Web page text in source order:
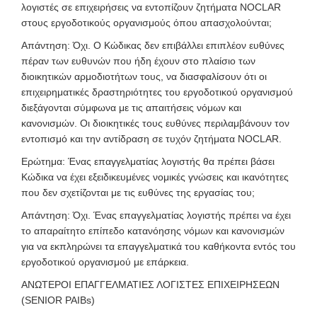
λογιστές σε επιχειρήσεις να εντοπίζουν ζητήματα NOCLAR
στους εργοδοτικούς οργανισμούς όπου απασχολούνται;
Απάντηση: Όχι. Ο Κώδικας δεν επιβάλλει επιπλέον ευθύνες
πέραν των ευθυνών που ήδη έχουν στο πλαίσιο των
διοικητικών αρμοδιοτήτων τους, να διασφαλίσουν ότι οι
επιχειρηματικές δραστηριότητες του εργοδοτικού οργανισμού
διεξάγονται σύμφωνα με τις απαιτήσεις νόμων και
κανονισμών. Οι διοικητικές τους ευθύνες περιλαμβάνουν τον
εντοπισμό και την αντίδραση σε τυχόν ζητήματα NOCLAR.
Ερώτημα: Ένας επαγγελματίας λογιστής θα πρέπει βάσει
Κώδικα να έχει εξειδικευμένες νομικές γνώσεις και ικανότητες
που δεν σχετίζονται με τις ευθύνες της εργασίας του;
Απάντηση: Όχι. Ένας επαγγελματίας λογιστής πρέπει να έχει
το απαραίτητο επίπεδο κατανόησης νόμων και κανονισμών
για να εκπληρώνει τα επαγγελματικά του καθήκοντα εντός του
εργοδοτικού οργανισμού με επάρκεια.
ΑΝΩΤΕΡΟΙ ΕΠΑΓΓΕΛΜΑΤΙΕΣ ΛΟΓΙΣΤΕΣ ΕΠΙΧΕΙΡΗΣΕΩΝ
(SENIOR PAIBs)